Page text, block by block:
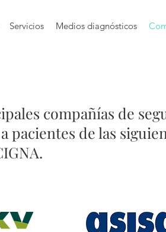
Servicios Medios diagnósticos
compañías de
pacientes de las